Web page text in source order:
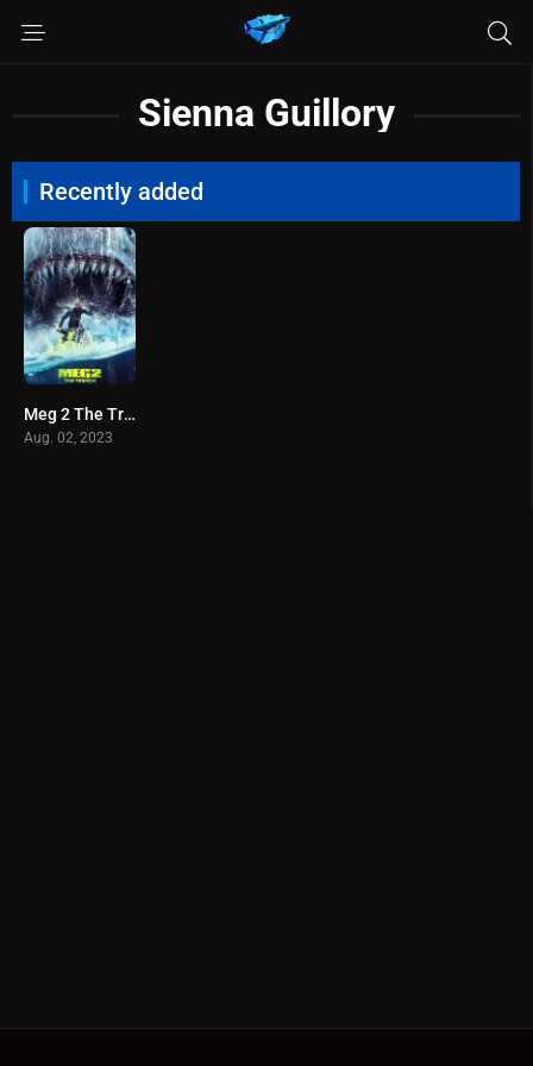
Sienna Guillory
Recently added
Meg 2 The Trench (2023) เม็ก 2 อภิมหาโคตรหลามร่องนรก
Aug. 02, 2023